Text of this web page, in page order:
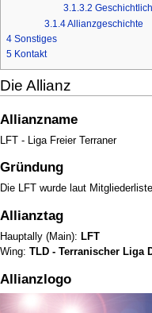
3.1.3.2
3.1.4Allianzgeschichte
4 Sonstiges
5 Kontakt
Die Allianz
Allianzname
LFT - Liga Freier Terraner
Gründung
Die LFT wurde laut
Allianztag
Hauptally (Main): LFT
Wing: TLD - Terranischer Liga
Allianzlogo